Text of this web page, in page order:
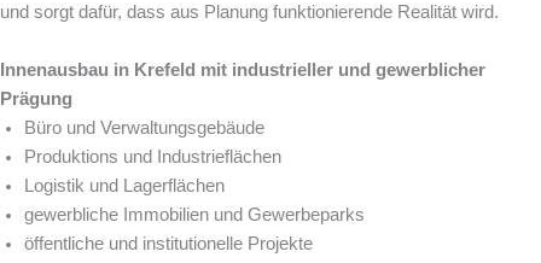
und sorgt dafür, dass aus Planung funktionierende Realität wird.
Innenausbau in Krefeld mit industrieller und gewerblicher
Prägung
Büro und Verwaltungsgebäude
Produktions und Industrieflächen
Logistik und Lagerflächen
gewerbliche Immobilien und Gewerbeparks
öffentliche und institutionelle Projekte